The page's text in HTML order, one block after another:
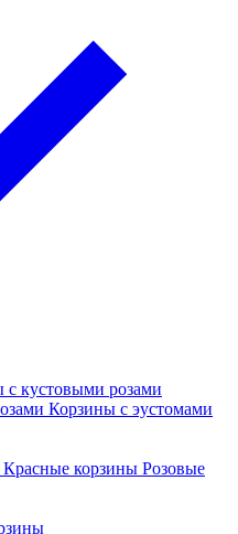
с кустовыми розами
Корзины с эустомами
Красные корзины Розовые